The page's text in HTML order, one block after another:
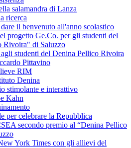
salamandra di Lanza
ricerca
il benvenuto all'anno scolastico
progetto Ge.Co. per gli studenti del
Rivoira" di Saluzzo
studenti del Denina Pellico Rivoira
Pittavino
RIM
Denina
stimolante e interattivo
Kahn
per celebrare la Repubblica
secondo premio al “Denina Pellico
York Times con gli allievi del